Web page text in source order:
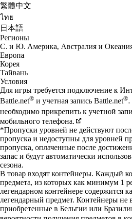
繁體中文
ไทย
日本語
Регионы
С. и Ю. Америка, Австралия и
Европа
Корея
Тайвань
Условия
Для игры требуется подключение к
Battle.net® и учетная запись Battle.net®.
необходимо прикрепить к учетной
мобильного телефона.
*Пропуски уровней не действуют
пропуска и недоступны для уровней
пропуска, оплаченные после
запас и будут автоматически
сезона.
В товар входят контейнеры. Каждый
предмета, из которых как минимум 1
легендарном контейнере содержится
легендарный предмет. Контейнеры не
приобретенные в Бельгии или